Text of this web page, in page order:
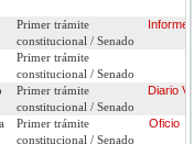
templates/tramitacion/
Primer trámite
constitucional / Senado
Informe
Primer trámite
constitucional / Senado
Primer trámite
constitucional / Senado
Diario
Primer trámite
constitucional / Senado
Oficio